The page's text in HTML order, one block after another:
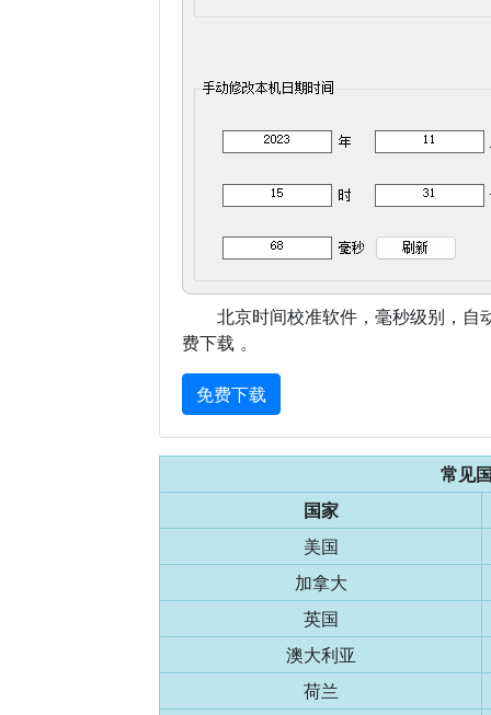
北京时间校准软件，毫秒级别，自
费下载 。
免费下载
常见
国家
美国
加拿大
英国
澳大利亚
荷兰